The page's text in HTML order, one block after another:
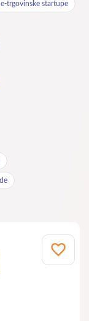
trgovinske startupe